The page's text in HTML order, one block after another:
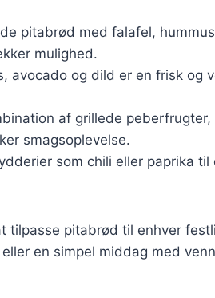
pitabrød med falafel,
mulighed.
avocado og dild er en frisk og
af grillede
smagsoplevelse.
som chili eller paprika
tilpasse pitabrød til enhver
en simpel middag med